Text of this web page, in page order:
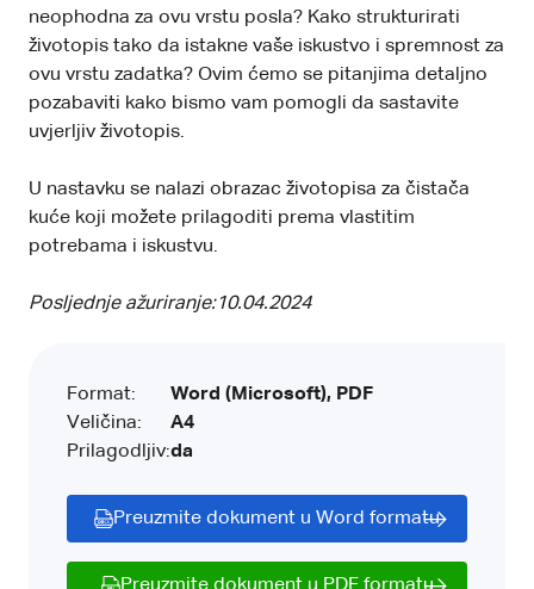
neophodna za ovu vrstu posla? Kako strukturirati
životopis tako da istakne vaše iskustvo i spremnost za
ovu vrstu zadatka? Ovim ćemo se pitanjima detaljno
pozabaviti kako bismo vam pomogli da sastavite
uvjerljiv životopis.
U nastavku se nalazi obrazac životopisa za čistača
kuće koji možete prilagoditi prema vlastitim
potrebama i iskustvu.
Posljednje ažuriranje:10.04.2024
Format:
Veličina:
Prilagodljiv:
Word (Microsoft), PDF
A4
da
Preuzmite dokument u Word formatu